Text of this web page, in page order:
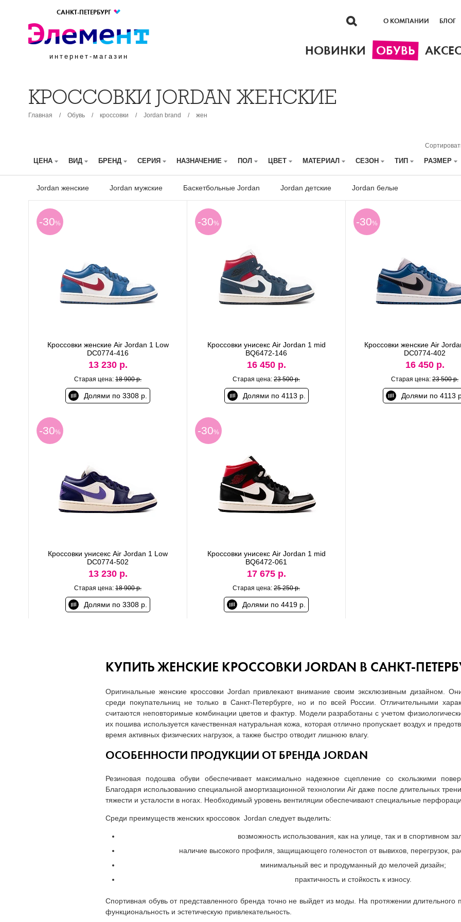
САНКТ-ПЕТЕРБУРГ
интернет-магазин
О КОМПАНИИ БЛОГ
НОВИНКИ ОБУВЬ
КРОССОВКИ JORDAN ЖЕНСКИЕ
Главная / Обувь / кроссовки / Jordan brand / жен
ЦЕНА ВИД БРЕНД СЕРИЯ НАЗНАЧЕНИЕ ПОЛ ЦВЕТ МАТЕРИАЛ СЕЗОН ТИП РАЗМЕР
Jordan женские Jordan мужские Баскетбольные Jordan Jordan детские Jordan белые
-30%
Кроссовки женские Air Jordan 1 Low
DC0774-416
13 230 р.
Старая цена: 18 900 р.
Долями по 3308 р.
-30%
Кроссовки унисекс Air Jordan 1 mid
BQ6472-146
16 450 р.
Старая цена: 23 500 р.
Долями по 4113 р.
-30%
Кроссовки женские Air
DC0774-402
16 450 р.
Старая цена: 23 500 р.
Долями по 4113
-30%
Кроссовки унисекс Air Jordan 1 Low
DC0774-502
13 230 р.
Старая цена: 18 900 р.
Долями по 3308 р.
-30%
Кроссовки унисекс Air Jordan 1 mid
BQ6472-061
17 675 р.
Старая цена: 25 250 р.
Долями по 4419 р.
КУПИТЬ ЖЕНСКИЕ КРОССОВКИ JORDAN В САНКТ-
Оригинальные женские кроссовки Jordan привлекают внимание своим эксклюзивным дизайном.
среди покупательниц не только в Санкт-Петербурге, но и по всей России. Отличительными
считаются неповторимые комбинации цветов и фактур. Модели разработаны с учетом
их пошива используется качественная натуральная кожа, которая отлично пропускает воздух и
время активных физических нагрузок, а также быстро отводит лишнюю влагу.
ОСОБЕННОСТИ ПРОДУКЦИИ ОТ БРЕНДА JORDAN
Резиновая подошва обуви обеспечивает максимально надежное сцепление со скользкими
Благодаря использованию специальной амортизационной технологии Air даже после длительных
тяжести и усталости в ногах. Необходимый уровень вентиляции обеспечивают специальные
Среди преимуществ женских кроссовок Jordan следует выделить:
возможность использования, как на улице, так и в спортивном
наличие высокого профиля, защищающего голеностоп от вывихов, перегрузок,
минимальный вес и продуманный до мелочей дизайн;
практичность и стойкость к износу.
Спортивная обувь от представленного бренда точно не выйдет из моды. На протяжении
функциональность и эстетическую привлекательность.